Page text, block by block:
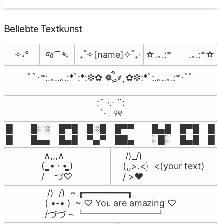
Beliebte Textkunst
✧˖° જ⁀➴ ‎‧₊˚✧[name]✧˚₊‧ ☆.｡.:*　　.｡.:*☆
ﾟﾟ･*:.｡..｡.:*ﾟ:*:✼✿ ❁ཻུ۪۪⸙͎ ✿✼:*ﾟ:.｡..｡.:*･ﾟﾟ
⠀:¨ ·.· ¨:⠀
⠀ `· . ୨୧⠀
█  █░░ █▀█ █░█ █▀▀  █▄█ █▀█
█  █▄▄ █▄█ ▀▄▀ ██▄  ░█░ █▄█
∧,,,∧
(  ̳• · • ̳)
/    づ♡
/)_/)
(,,>.<)  <(your text)
/ >❤️
/)  /)  ~ ┏━━━━━━━━┓
( •-• )  ~ ♡ You are amazing ♡
/づづ ~ ┗━━━━━━━━┛